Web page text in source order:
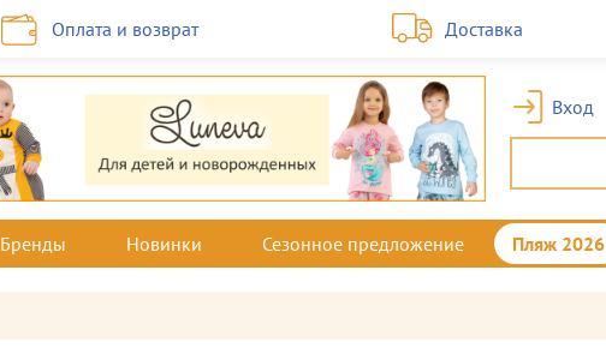
Оплата и возврат Доставка
Вход
Бренды Новинки Сезонное предложение Пляж 2026